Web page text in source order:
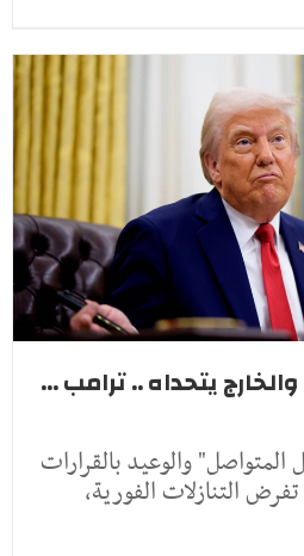
يتحداه .. ترامب ...
والوعيد بالقرارات
التنازلات الفورية،